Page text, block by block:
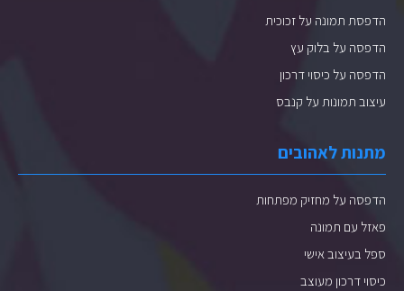
הדפסת תמונה על זכוכית
הדפסה על בלוק עץ
הדפסה על כיסוי דרכון
עיצוב תמונות על קנבס
מתנות לאהובים
הדפסה על מחזיק מפתחות
פאזל עם תמונה
ספל בעיצוב אישי
כיסוי דרכון מעוצב